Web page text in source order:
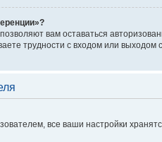
вам оставаться
трудности с входом или
все ваши настройки